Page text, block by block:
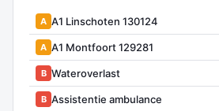
A A1 Linschoten 130124
A A1 Montfoort 129281
B Wateroverlast
B Assistentie ambulance